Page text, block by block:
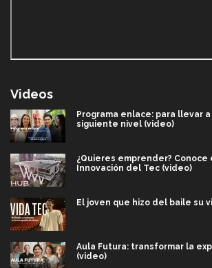
Videos
Programa enlace: para llevar
siguiente nivel (video)
¿Quieres emprender? Conoce
Innovación del Tec (video)
El joven que hizo del baile su
Aula Futura: transformar la
(video)